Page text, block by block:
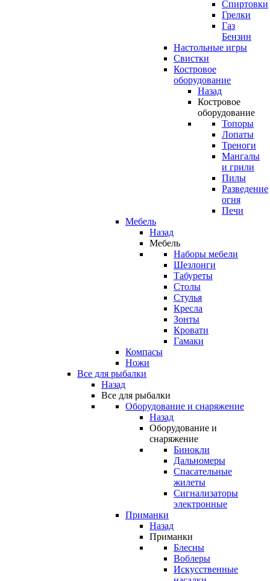
Спиртовки
Грелки
Газ
Бензин
Настольные игры
Свистки
Костровое
оборудование
Назад
Костровое
оборудование
Топоры
Лопаты
Треноги
Мангалы
и грили
Пилы
Разведение
огня
Печи
Мебель
Назад
Мебель
Наборы мебели
Шезлонги
Табуреты
Столы
Стулья
Кресла
Зонты
Кровати
Гамаки
Компасы
Ножи
Все для рыбалки
Назад
Все для рыбалки
Оборудование и снаряжение
Назад
Оборудование и
снаряжение
Бинокли
Дальномеры
Спасательные
жилеты
Сигнализаторы
электронные
Приманки
Назад
Приманки
Блесны
Воблеры
Искусственные